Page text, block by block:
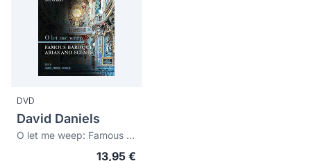
DVD
David Daniels
O let me weep: Famous baroque arias and scenes
13,95 €